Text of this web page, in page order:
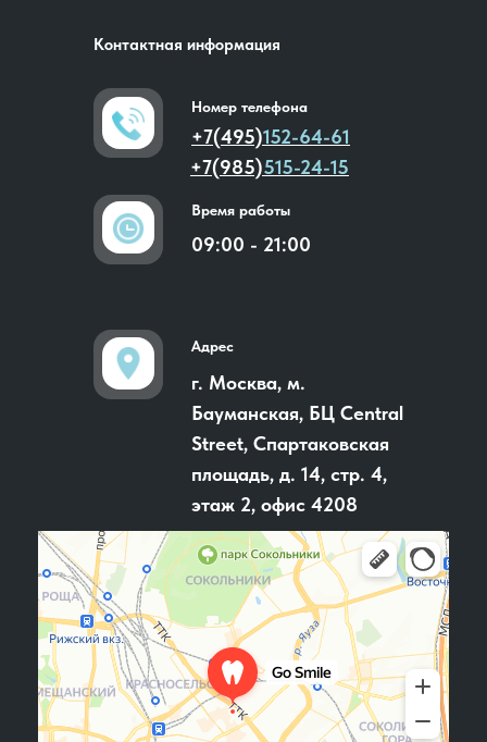
+7(985)515-24-15
+7(495)152-64-61
Номер телефона
09:00 - 21:00
Время работы
г. Москва, м.
Бауманская, БЦ Central
Street, Спартаковская
площадь, д. 14, стр. 4,
этаж 2, офис 4208
Адрес
Контактная информация